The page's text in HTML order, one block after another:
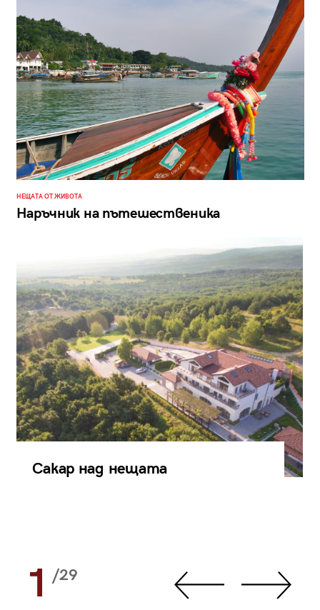
НЕЩАТА ОТ ЖИВОТА
Наръчник на пътешественика
Сакар над нещата
1 /29